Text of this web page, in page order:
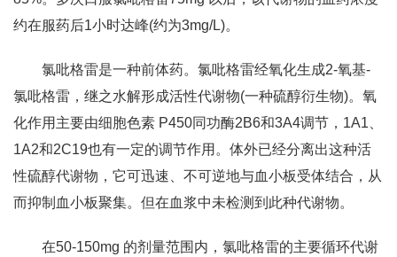
约在服药后1小时达峰(约为3mg/L)。
氯吡格雷是一种前体药。氯吡格雷经氧化生成2-氧基-
氯吡格雷，继之水解形成活性代谢物(一种硫醇衍生物)。氧
化作用主要由细胞色素 P450同功酶2B6和3A4调节，1A1、
1A2和2C19也有一定的调节作用。体外已经分离出这种活
性硫醇代谢物，它可迅速、不可逆地与血小板受体结合，从
而抑制血小板聚集。但在血浆中未检测到此种代谢物。
在50-150mg 的剂量范围内，氯吡格雷的主要循环代谢